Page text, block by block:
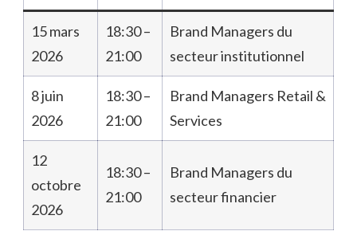
15 mars
2026
18:30 –
21:00
Brand Managers du
secteur institutionnel
8 juin
2026
18:30 –
21:00
Brand Managers Retail &
Services
12
octobre
2026
18:30 –
21:00
Brand Managers du
secteur financier